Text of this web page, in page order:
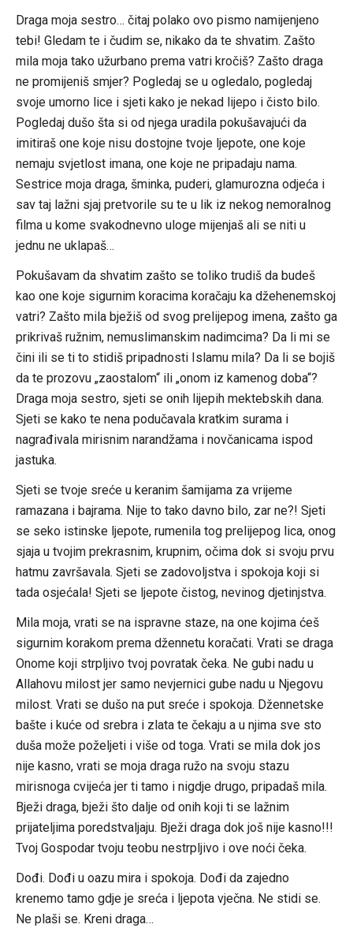
Draga moja sestro… čitaj polako ovo pismo namijenjeno
tebi! Gledam te i čudim se, nikako da te shvatim. Zašto
mila moja tako užurbano prema vatri kročiš? Zašto draga
ne promijeniš smjer? Pogledaj se u ogledalo, pogledaj
svoje umorno lice i sjeti kako je nekad lijepo i čisto bilo.
Pogledaj dušo šta si od njega uradila pokušavajući da
imitiraš one koje nisu dostojne tvoje ljepote, one koje
nemaju svjetlost imana, one koje ne pripadaju nama.
Sestrice moja draga, šminka, puderi, glamurozna odjeća i
sav taj lažni sjaj pretvorile su te u lik iz nekog nemoralnog
filma u kome svakodnevno uloge mijenjaš ali se niti u
jednu ne uklapaš…
Pokušavam da shvatim zašto se toliko trudiš da budeš
kao one koje sigurnim koracima koračaju ka džehenemskoj
vatri? Zašto mila bježiš od svog prelijepog imena, zašto ga
prikrivaš ružnim, nemuslimanskim nadimcima? Da li mi se
čini ili se ti to stidiš pripadnosti Islamu mila? Da li se bojiš
da te prozovu „zaostalom“ ili „onom iz kamenog doba“?
Draga moja sestro, sjeti se onih lijepih mektebskih dana.
Sjeti se kako te nena podučavala kratkim surama i
nagrađivala mirisnim narandžama i novčanicama ispod
jastuka.
Sjeti se tvoje sreće u keranim šamijama za vrijeme
ramazana i bajrama. Nije to tako davno bilo, zar ne?! Sjeti
se seko istinske ljepote, rumenila tog prelijepog lica, onog
sjaja u tvojim prekrasnim, krupnim, očima dok si svoju prvu
hatmu završavala. Sjeti se zadovoljstva i spokoja koji si
tada osjećala! Sjeti se ljepote čistog, nevinog djetinjstva.
Mila moja, vrati se na ispravne staze, na one kojima ćeš
sigurnim korakom prema džennetu koračati. Vrati se draga
Onome koji strpljivo tvoj povratak čeka. Ne gubi nadu u
Allahovu milost jer samo nevjernici gube nadu u Njegovu
milost. Vrati se dušo na put sreće i spokoja. Džennetske
bašte i kuće od srebra i zlata te čekaju a u njima sve sto
duša može poželjeti i više od toga. Vrati se mila dok jos
nije kasno, vrati se moja draga ružo na svoju stazu
mirisnoga cvijeća jer ti tamo i nigdje drugo, pripadaš mila.
Bježi draga, bježi što dalje od onih koji ti se lažnim
prijateljima poredstvaljaju. Bježi draga dok još nije kasno!!!
Tvoj Gospodar tvoju teobu nestrpljivo i ove noći čeka.
Dođi. Dođi u oazu mira i spokoja. Dođi da zajedno
krenemo tamo gdje je sreća i ljepota vječna. Ne stidi se.
Ne plaši se. Kreni draga…